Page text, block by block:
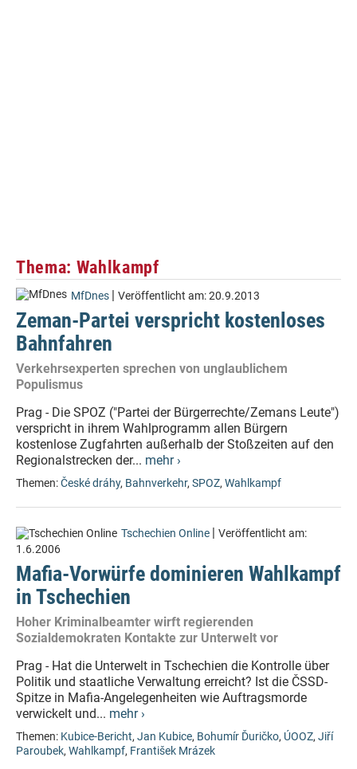
Thema: Wahlkampf
MfDnes | Veröffentlicht am:20.9.2013
Zeman-Partei verspricht kostenloses
Bahnfahren
Verkehrsexperten sprechen von unglaublichem
Populismus
Prag - Die SPOZ ("Partei der Bürgerrechte/Zemans Leute")
verspricht in ihrem Wahlprogramm allen Bürgern
kostenlose Zugfahrten außerhalb der Stoßzeiten auf den
Regionalstrecken der... mehr ›
Themen:České dráhy, Bahnverkehr, SPOZ, Wahlkampf
Tschechien Online | Veröffentlicht am:
1.6.2006
Mafia-Vorwürfe dominieren Wahlkampf
in Tschechien
Hoher Kriminalbeamter wirft regierenden
Sozialdemokraten Kontakte zur Unterwelt vor
Prag - Hat die Unterwelt in Tschechien die Kontrolle über
Politik und staatliche Verwaltung erreicht? Ist die ČSSD-
Spitze in Mafia-Angelegenheiten wie Auftragsmorde
verwickelt und... mehr ›
Themen: Kubice-Bericht, Jan Kubice, Bohumír Ďuričko, ÚOOZ, Jiří
Paroubek, Wahlkampf, František Mrázek